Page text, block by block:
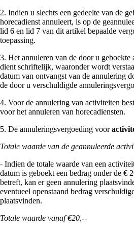
2. Indien u slechts een gedeelte van de
horecadienst annuleert, is op de
lid 6 en lid 7 van dit artikel bepaalde
toepassing.
3. Het annuleren van de door u
dient schriftelijk, waaronder wordt
datum van ontvangst van de annulering
de door u verschuldigde
4. Voor de annulering van activiteiten
voor het annuleren van horecadiensten.
5. De annuleringsvergoeding voor
Totale waarde van de geannuleerde
- Indien de totale waarde van een
datum is geboekt een bedrag onder de €
betreft, kan er geen annulering
eventueel openstaand bedrag
plaatsvinden.
Totale waarde vanaf €20,--